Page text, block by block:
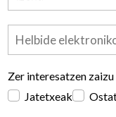
Zer interesatzen
Jatetxeak